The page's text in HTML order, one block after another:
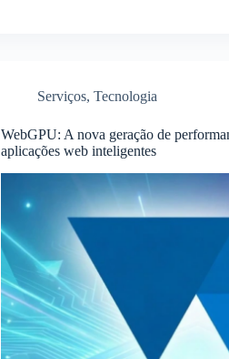
Serviços, Tecnologia
WebGPU: A nova geração de
aplicações web inteligentes